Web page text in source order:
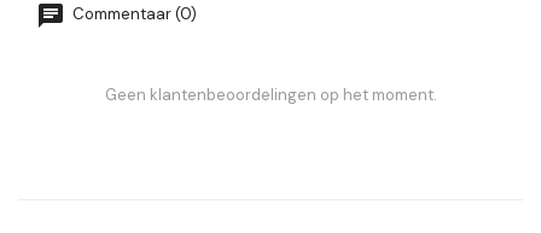
Commentaar (0)
Geen klantenbeoordelingen op het moment.